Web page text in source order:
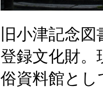
旧小津記念
登録文化財。
俗資料館と